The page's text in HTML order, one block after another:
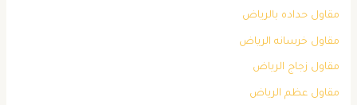
مقاول حداده بالرياض
مقاول خرسانه الرياض
مقاول زجاج الرياض
مقاول عظم الرياض